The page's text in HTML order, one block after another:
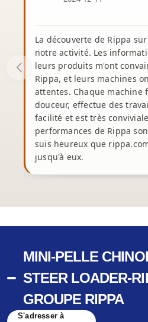
La découverte de Rippa
notre activité. Les
leurs produits m'ont
Rippa, et leurs machines
attentes. Chaque machine
douceur, effectue des
facilité et est très
performances de Rippa
suis heureux que
jusqu'à eux.
MINI-PELLE
STEER LOADER-
GROUPE RIPPA
S'adresser à